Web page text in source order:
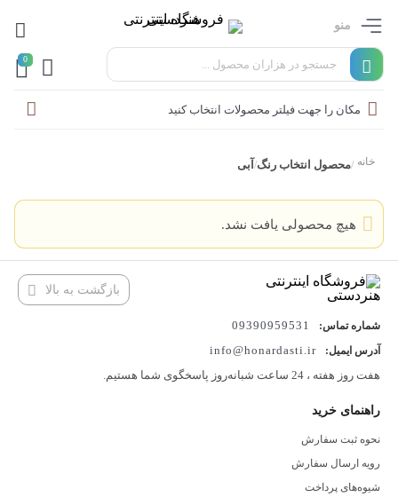
منو
0
مکان را جهت فیلتر محصولات انتخاب کنید
خانه /محصول انتخاب رنگ/آبی
هیچ محصولی یافت نشد.
بازگشت به بالا
شماره تماس: 09390959531
آدرس ایمیل:
info@honardasti.ir
هفت روز هفته ، 24 ساعت شبانه‌روز پاسخگوی شما هستیم.
راهنمای خرید
نحوه ثبت سفارش
رویه ارسال سفارش
شیوه‌های پرداخت